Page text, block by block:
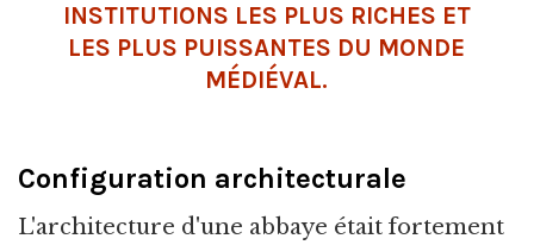
INSTITUTIONS LES PLUS RICHES ET
LES PLUS PUISSANTES DU MONDE
MÉDIÉVAL.
Configuration architecturale
L'architecture d'une abbaye était fortement